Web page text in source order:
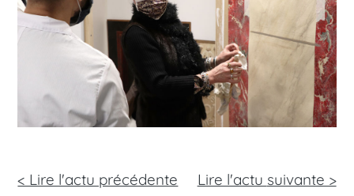
< Lire l'actu précédente Lire l'actu suivante >